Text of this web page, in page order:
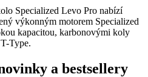
Specialized Levo Pro nabízí
výkonným motorem Specialized
kapacitou, karbonovými koly
Type.
a bestsellery